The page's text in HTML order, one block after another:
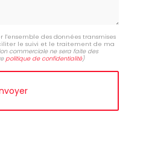
l'ensemble des données transmises
le suivi et le traitement de ma
commerciale ne sera faite des
politique de confidentialité)